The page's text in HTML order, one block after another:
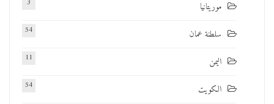
موريتانيا 3
سلطنة عمان 54
اليمن 11
الكويت 54